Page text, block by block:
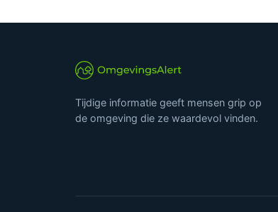
Tijdige informatie geeft mensen grip op
de omgeving die ze waardevol vinden.